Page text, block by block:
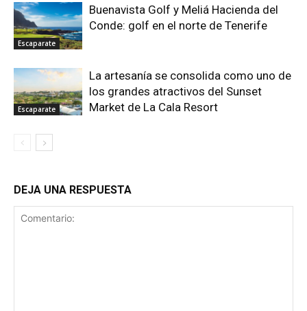
Escaparate
Buenavista Golf y Meliá Hacienda del
Conde: golf en el norte de Tenerife
Escaparate
La artesanía se consolida como uno de
los grandes atractivos del Sunset
Market de La Cala Resort
DEJA UNA RESPUESTA